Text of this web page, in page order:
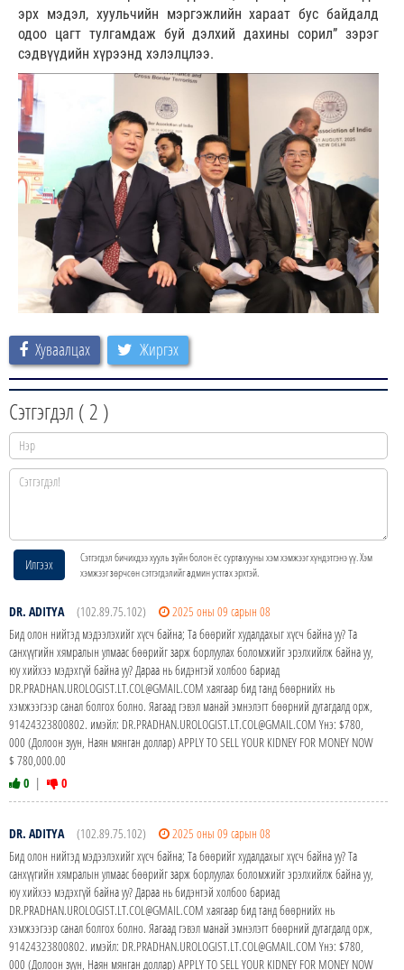
эрх мэдэл, хуульчийн мэргэжлийн хараат бус байдалд
одоо цагт тулгамдаж буй дэлхий дахины сорил” зэрэг
сэдвүүдийн хүрээнд хэлэлцлээ.
Хуваалцах Жиргэх
Сэтгэгдэл (2 )
Илгээх
Сэтгэгдэл бичихдээ хууль зүйн болон ёс суртахууны хэм хэмжээг хүндэтгэнэ үү. Хэм
хэмжээг зөрчсөн сэтгэгдэлийг админ устгах эрхтэй.
DR. ADITYA (102.89.75.102)
2025 оны 09 сарын 08
Бид олон нийтэд мэдээлэхийг хүсч байна; Та бөөрийг худалдахыг хүсч байна уу? Та
санхүүгийн хямралын улмаас бөөрийг зарж борлуулах боломжийг эрэлхийлж байна уу,
юу хийхээ мэдэхгүй байна уу? Дараа нь бидэнтэй холбоо бариад
DR.PRADHAN.UROLOGIST.LT.COL@GMAIL.COM хаягаар бид танд бөөрнийх нь
хэмжээгээр санал болгох болно. Яагаад гэвэл манай эмнэлэгт бөөрний дутагдалд орж,
91424323800802. имэйл: DR.PRADHAN.UROLOGIST.LT.COL@GMAIL.COM Yнэ: $780,
000 (Долоон зуун, Наян мянган доллар) APPLY TO SELL YOUR KIDNEY FOR MONEY NOW
$ 780,000.00
0 | 0
DR. ADITYA (102.89.75.102)
2025 оны 09 сарын 08
Бид олон нийтэд мэдээлэхийг хүсч байна; Та бөөрийг худалдахыг хүсч байна уу? Та
санхүүгийн хямралын улмаас бөөрийг зарж борлуулах боломжийг эрэлхийлж байна уу,
юу хийхээ мэдэхгүй байна уу? Дараа нь бидэнтэй холбоо бариад
DR.PRADHAN.UROLOGIST.LT.COL@GMAIL.COM хаягаар бид танд бөөрнийх нь
хэмжээгээр санал болгох болно. Яагаад гэвэл манай эмнэлэгт бөөрний дутагдалд орж,
91424323800802. имэйл: DR.PRADHAN.UROLOGIST.LT.COL@GMAIL.COM Yнэ: $780,
000 (Долоон зуун, Наян мянган доллар) APPLY TO SELL YOUR KIDNEY FOR MONEY NOW